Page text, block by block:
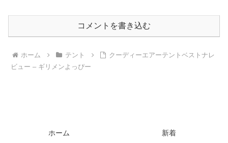
コメントを書き込む
ホーム テント
クーディーエアーテントベストナレ
ビュー – ギリメンよっぴー
ホーム
新着